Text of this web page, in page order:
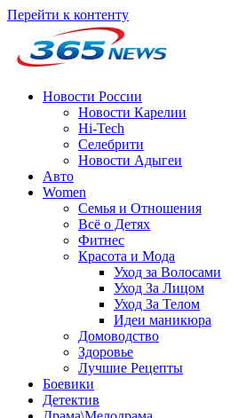
Перейти к контенту
Новости России
Новости Карелии
Hi-Tech
Селебрити
Новости Адыгеи
Авто
Women
Семья и Отношения
Всё о Детях
Фитнес
Красота и Мода
Уход за Волосами
Уход За Лицом
Уход За Телом
Идеи маникюра
Домоводство
Здоровье
Лучшие Рецепты
Боевики
Детектив